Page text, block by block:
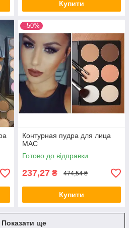
роботи —
пріоритети!
продукт
Купити
–50%
Контурная пудра для лица
МАС
Готово до відправки
237,27 ₴ 474,54 ₴
Купити
Показати ще